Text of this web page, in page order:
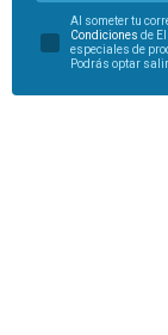
Al someter tu
Condiciones de
especiales de
Podrás optar